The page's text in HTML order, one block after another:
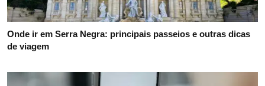
Onde ir em Serra Negra: principais passeios e outras dicas
de viagem